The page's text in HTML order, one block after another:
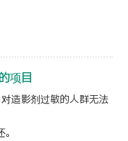
项目
造影剂过敏的人群无法